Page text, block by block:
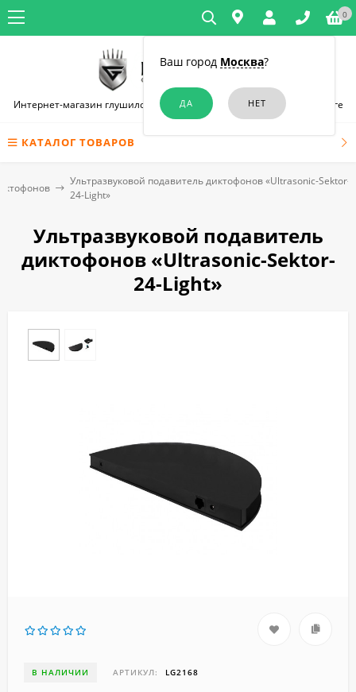
Ваш город Москва?
0
Интернет-магазин глушилок связи и диктофонов в Санкт-Петербурге
КАТАЛОГ ТОВАРОВ
Ультразвуковой подавитель диктофонов «Ultrasonic-Sektor-
24-Light»
Ультразвуковой подавитель
диктофонов «Ultrasonic-Sektor-
24-Light»
В НАЛИЧИИ АРТИКУЛ: LG2168